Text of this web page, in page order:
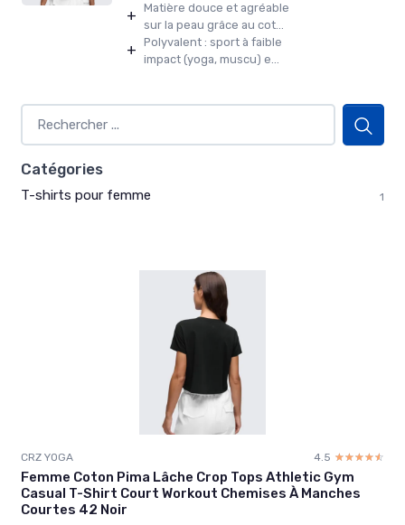
+ Matière douce et agréable
sur la peau grâce au cot...
+ Polyvalent : sport à faible
impact (yoga, muscu) e...
Catégories
T-shirts pour femme 1
CRZ YOGA 4.5 ☆☆☆☆☆
★★★★★
Femme Coton Pima Lâche Crop Tops Athletic Gym
Casual T-Shirt Court Workout Chemises À Manches
Courtes 42 Noir